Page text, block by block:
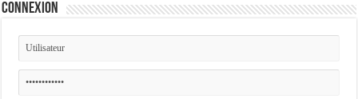
Connexion